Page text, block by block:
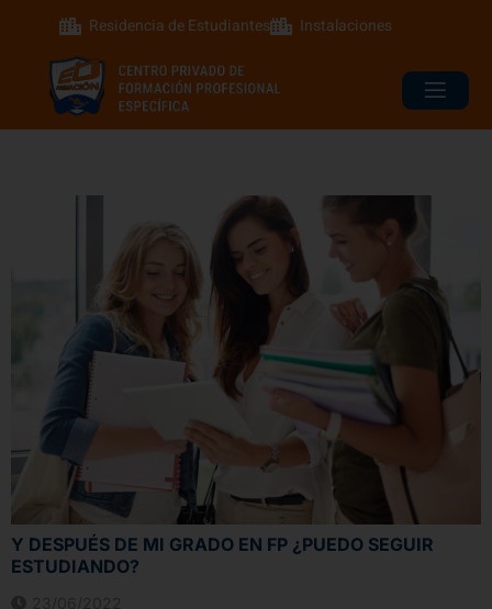
Residencia de Estudiantes Instalaciones
Y DESPUÉS DE MI GRADO EN FP ¿PUEDO SEGUIR
ESTUDIANDO?